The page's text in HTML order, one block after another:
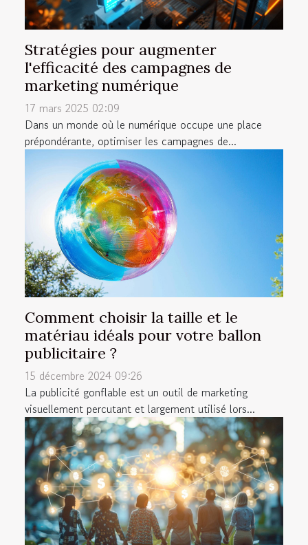
Stratégies pour augmenter
l'efficacité des campagnes de
marketing numérique
17 mars 2025 02:09
Dans un monde où le numérique occupe une place
prépondérante, optimiser les campagnes de...
Comment choisir la taille et le
matériau idéals pour votre ballon
publicitaire ?
15 décembre 2024 09:26
La publicité gonflable est un outil de marketing
visuellement percutant et largement utilisé lors...